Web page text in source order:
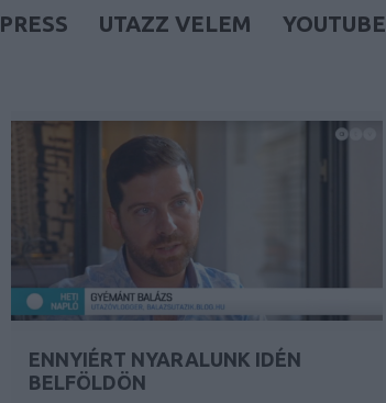
PRESS UTAZZ VELEM YOUTUBE
ENNYIÉRT NYARALUNK IDÉN
BELFÖLDÖN